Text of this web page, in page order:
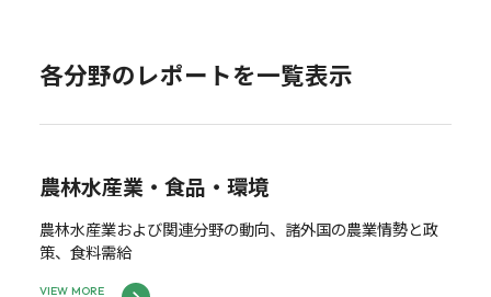
各分野のレポートを一覧表示
農林水産業・食品・環境
農林水産業および関連分野の動向、諸外国の農業情勢と政
策、食料需給
VIEW MORE